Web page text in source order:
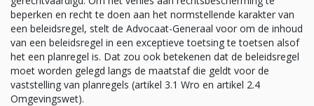
beperken en recht te doen aan het normstellende karakter van
een beleidsregel, stelt de Advocaat-Generaal voor om de inhoud
van een beleidsregel in een exceptieve toetsing te toetsen alsof
het een planregel is. Dat zou ook betekenen dat de beleidsregel
moet worden gelegd langs de maatstaf die geldt voor de
vaststelling van planregels (artikel 3.1 Wro en artikel 2.4
Omgevingswet).